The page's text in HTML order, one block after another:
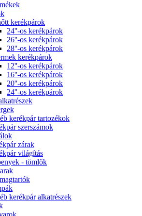
kerékpárok
24''-os kerékpárok
26''-os kerékpárok
28''-os kerékpárok
kerékpárok
12''-os kerékpárok
16''-os kerékpárok
20''-os kerékpárok
24''-os kerékpárok
kerékpár tartozékok
szerszámok
zárak
világítás
- tömlők
kerékpár alkatrészek